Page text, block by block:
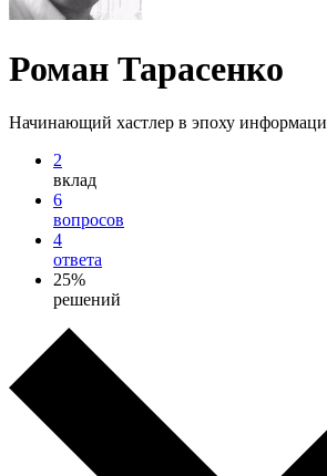
Роман Тарасенко
Начинающий хастлер в эпоху
2
вклад
6
вопросов
4
ответа
25%
решений